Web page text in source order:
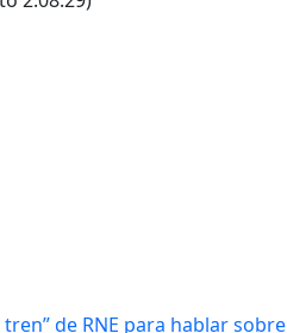
de RNE para hablar sobre